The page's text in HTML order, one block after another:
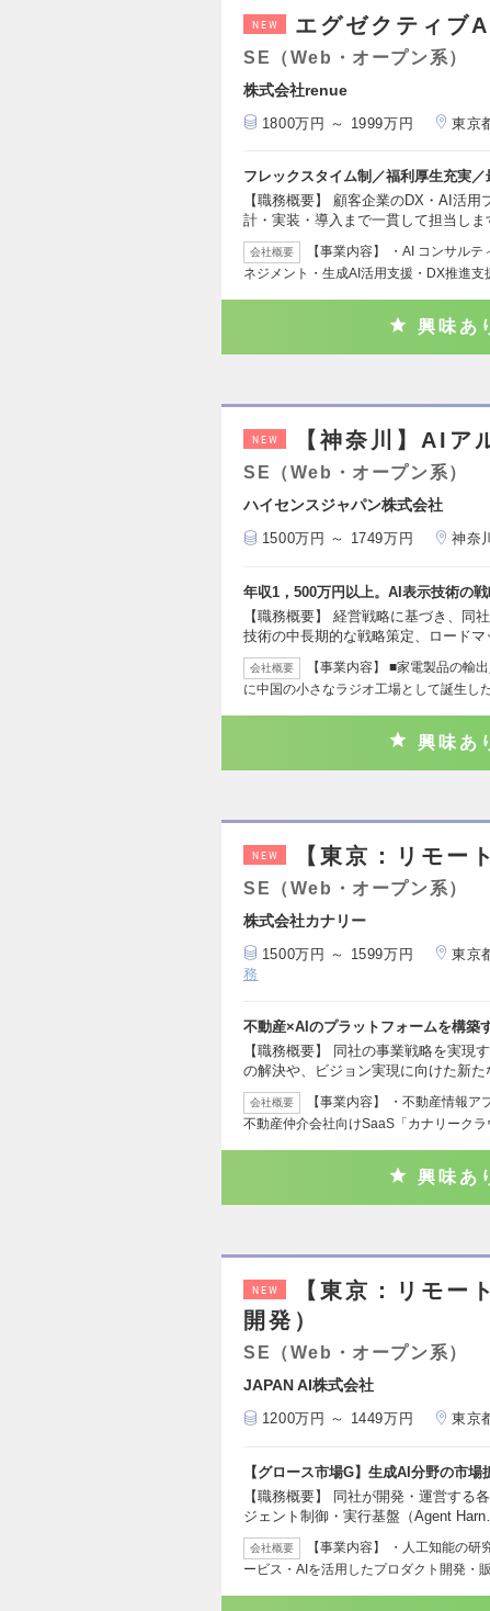
NEW エグゼクティブ
SE（Web・オープン系）
株式会社renue
1800万円 ～ 1999万円 東京
フレックスタイム制／福利厚生充実
【職務概要】 顧客企業のDX・AI活
計・実装・導入まで一貫して担当し
会社概要
【事業内容】 ・AI コンサル
ネジメント・生成AI活用支援・DX推進
興味あ
NEW 【神奈川】AIア
SE（Web・オープン系）
ハイセンスジャパン株式会社
1500万円 ～ 1749万円 神奈
年収1，500万円以上。AI表示技術の
【職務概要】 経営戦略に基づき、同
技術の中長期的な戦略策定、ロードマ
会社概要
【事業内容】 ■家電製品の輸
に中国の小さなラジオ工場として誕生し
興味あ
NEW 【東京：リモー
SE（Web・オープン系）
株式会社カナリー
1500万円 ～ 1599万円 東京
務
不動産×AIのプラットフォームを構築
【職務概要】 同社の事業戦略を実現
の解決や、ビジョン実現に向けた新
会社概要
【事業内容】 ・不動産情報
不動産仲介会社向けSaaS「カナリーク
興味あ
NEW
【東京：リモー
開発）
SE（Web・オープン系）
JAPAN AI株式会社
1200万円 ～ 1449万円 東京
【グロース市場G】生成AI分野の市
【職務概要】 同社が開発・運営する
ジェント制御・実行基盤（Agent
会社概要
【事業内容】 ・人工知能の
ービス・AIを活用したプロダクト開発・